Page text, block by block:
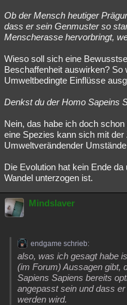
Ob der Mensch heutiger
dass er sein Genmuster so
Menscherasse hervorbringt,
Wieso soll sich eine
Beschaffenheit auswirken? So
Umweltbedingte Einflüsse
Denkst du der Homo Sapeins
Nein, das habe ich doch
eine Spezies kann sich mit
Umweltverändender
Die Evolution hat kein Ende
Wandel unterzogen ist.
Mindslaver
endgame schrieb:
also, was ich gesagt habe
(im Forum) Aussagen gibt,
Sapiens Sapiens bereits
angepasst sein und dass
werden wird.